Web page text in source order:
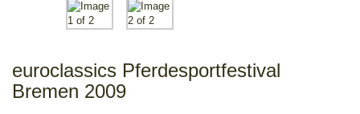
euroclassics Pferdesportfestival
Bremen 2009